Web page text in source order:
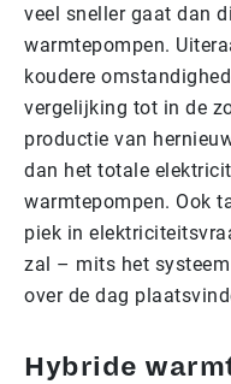
veel sneller gaat dan
warmtepompen.
koudere
vergelijking tot in de
productie van
dan het totale
warmtepompen. Ook
piek in
zal – mits het
over de dag
Hybride